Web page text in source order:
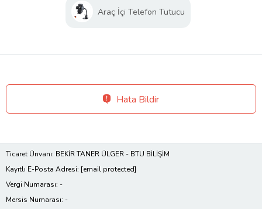
Araç İçi Telefon Tutucu
Hata Bildir
Ticaret Ünvanı: BEKİR TANER ÜLGER - BTU BİLİŞİM
Kayıtlı E-Posta Adresi: [email protected]
Vergi Numarası: -
Mersis Numarası: -